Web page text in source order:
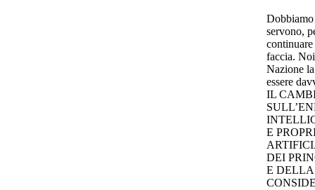
Dobbiamo
servono,
faccia.
Nazione
essere
IL
E
DEI
E DELLA